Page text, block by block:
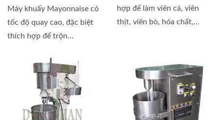
Máy khuấy Mayonnaise có
tốc độ quay cao, đặc biệt
thích hợp để trộn
hợp để làm viên cá, viên
thịt, viên bò, hóa chất,...